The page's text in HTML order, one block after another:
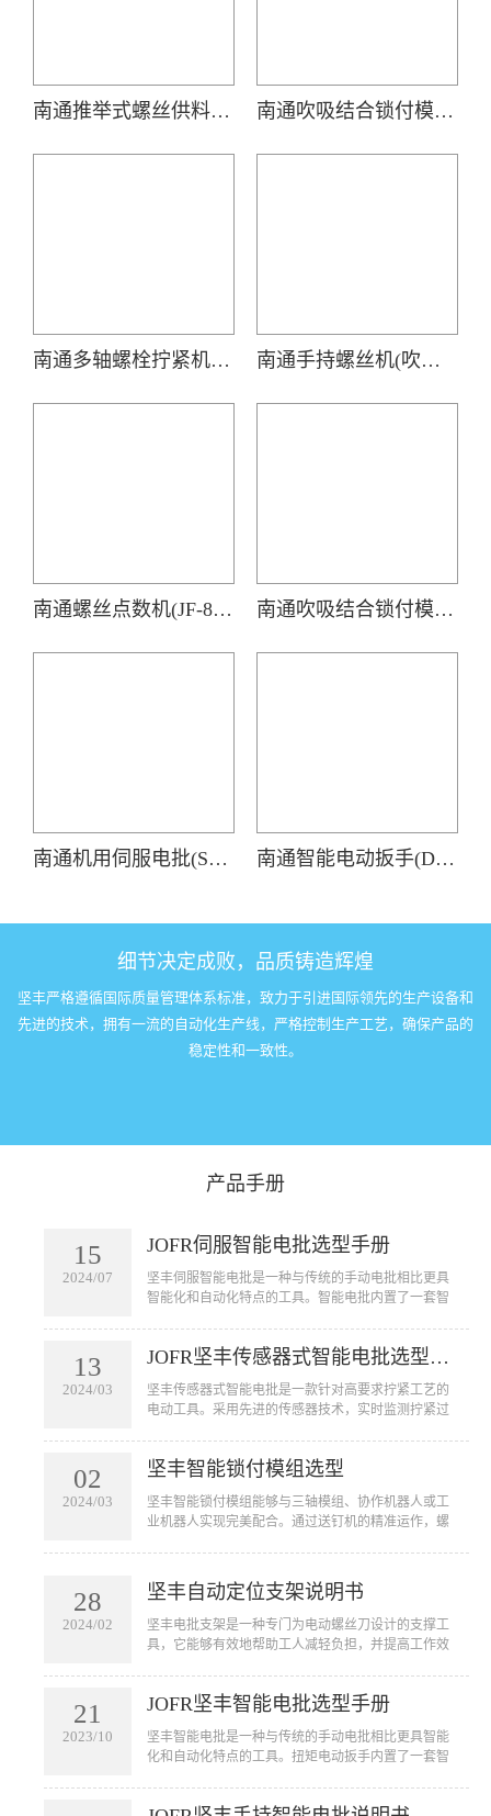
南通推举式螺丝供料器(JOFR-828MS) 南通吹吸结合锁付模组(机用智能电批DP-DXL-001搭载吹气式螺丝供料器DWS-102)
南通多轴螺栓拧紧机(七轴) 南通手持螺丝机(吹气式螺丝供料器JOFR-816MC搭载手持智能电批DP-HXL-003)
南通螺丝点数机(JF-816DXJ) 南通吹吸结合锁付模组(手持智能电批DP-HDXL-008-W搭载阶梯式自动送钉机)
南通机用伺服电批(SDL-3600) 南通智能电动扳手(DP-HDXL-008-K)
细节决定成败，品质铸造辉煌
坚丰严格遵循国际质量管理体系标准，致力于引进国际领先的生产设备和
先进的技术，拥有一流的自动化生产线，严格控制生产工艺，确保产品的
稳定性和一致性。
产品手册
15
2024/07
JOFR伺服智能电批选型手册
坚丰伺服智能电批是一种与传统的手动电批相比更具
智能化和自动化特点的工具。智能电批内置了一套智
线上，用于拧紧各种大小型号的螺丝。智能电批的应
少由于人为因素引起的误操作和质量问题。
13
2024/03
JOFR坚丰传感器式智能电批选型手册
坚丰传感器式智能电批是一款针对高要求拧紧工艺的
电动工具。采用先进的传感器技术，实时监测拧紧过
量。广泛应用于新能源、光伏、航天航空等高端行业
02
2024/03
坚丰智能锁付模组选型
坚丰智能锁付模组能够与三轴模组、协作机器人或工
业机器人实现完美配合。通过送钉机的精准运作，螺
完全自动化，从而大幅提高了生产效率和操作便捷
性。无论是在大规模生产线还是精密的工业环境中，
一体化固定式拧紧模组都能够凭借其出色的性能和适
应性，为您的生产线带来革命性的改变。
28
2024/02
坚丰自动定位支架说明书
坚丰电批支架是一种专门为电动螺丝刀设计的支撑工
具，它能够有效地帮助工人减轻负担，并提高工作效
不便。
21
2023/10
JOFR坚丰智能电批选型手册
坚丰智能电批是一种与传统的手动电批相比更具智能
化和自动化特点的工具。扭矩电动扳手内置了一套智